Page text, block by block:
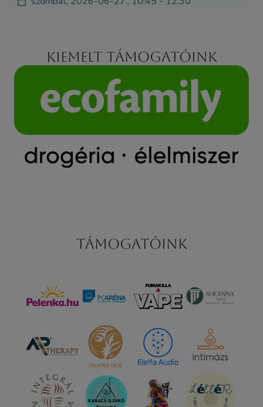
Kiemelt támogatóink
Támogatóink